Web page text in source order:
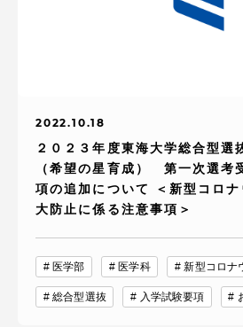
2022.10.18
２０２３年度東海大学総合型選
（希望の星育成） 第一次選考
項の追加について ＜新型コロ
大防止に係る注意事項＞
医学部 医学科 新型コロナ
総合型選抜 入学試験要項